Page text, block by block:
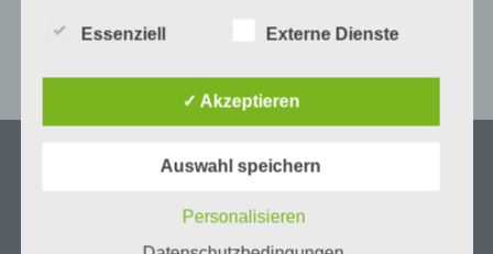
Herrenstr. 23, 73467 Kirchheim am Ries
a) personenbezogene Daten
Informationen, die sich auf eine identifizierte
Folgenden „betroffene Person") beziehen. Als
Essenziell Externe Dienste
✓ Akzeptieren
Auswahl speichern
Personalisieren